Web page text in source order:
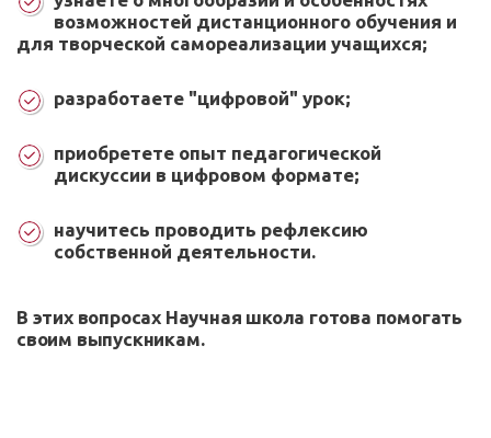
возможностей дистанционного обучения и
для творческой самореализации учащихся;
разработаете "цифровой" урок;
приобретете опыт педагогической
дискуссии в цифровом формате;
научитесь проводить рефлексию
собственной деятельности.
В этих вопросах Научная школа готова помогать
своим выпускникам.